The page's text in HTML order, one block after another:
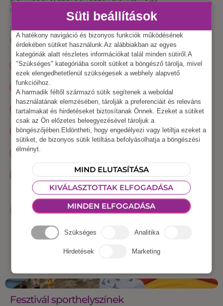
rendezvényed kiemelkedő legyen.
Ezeket az eszközöket és programokat vesd be,
hogy felejthetetlen legyen a falunap:
KLASSZIKUS LÉGVÁR CSÚSZDÁS LÉGVÁR
ARCFESTÉS
SZKANDERGÉP, BOXGÉP
HORDÓGÖRGETÉS, HORDÓLOVAGLÁS
ÍJÁSZAT
MÉTA LASSZÓDOBÁS
AJÁNLATOT KÉREK
Fesztivál sporthelyszínek
Süti beállítások
A hatékony navigáció és bizonyos funkciók működésének
érdekében sütiket használunk.Az alábbiakban az egyes
kategóriák alatt részletes információkat talál minden sütiről.A
"Szükséges" kategóriába sorolt sütiket a böngésző tárolja, mivel
ezek elengedhetetlenül szükségesek a webhely alapvető
funkcióihoz.
A harmadik féltől származó sütik segítenek a weboldal
használatának elemzésében, tárolják a preferenciáit és releváns
tartalmakat és hirdetéseket biztosítanak Önnek. Ezeket a sütiket
csak az Ön előzetes beleegyezésével tároljuk a
böngészőjében.Eldöntheti, hogy engedélyezi vagy letiltja ezeket a
sütiket, de bizonyos sütik letiltása befolyásolhatja a böngészési
élményt.
MIND ELUTASÍTÁSA
KIVÁLASZTOTTAK ELFOGADÁSA
MINDEN ELFOGADÁSA
Szükséges Analitika
Hirdetések Marketing